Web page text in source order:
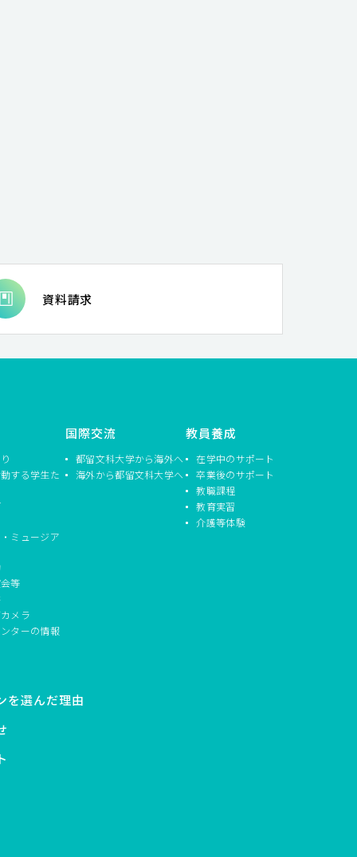
資料請求
する学生た
ミュージア
等
メラ
ターの情報
国際交流
都留文科大学から海外へ
海外から都留文科大学へ
教員養成
在学中のサポート
卒業後のサポート
教職課程
教育実習
介護等体験
を選んだ理由